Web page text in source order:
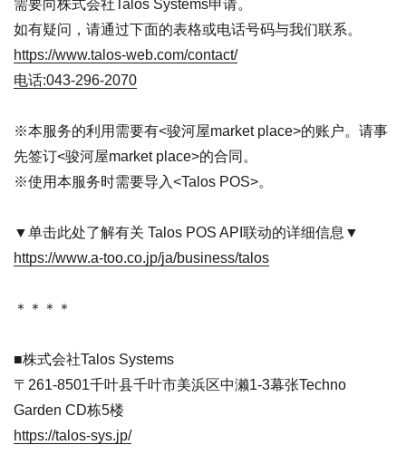
需要向株式会社Talos Systems申请。
如有疑问，请通过下面的表格或电话号码与我们联系。
https://www.talos-web.com/contact/
电话 043-296-2070
※本服务的利用需要有<骏河屋market place>的账户。请事
先签订<骏河屋market place>的合同。
※使用本服务时需要导入<Talos POS>。
单击此处了解有关 Talos POS API联动的详细信息
https://www.a-too.co.jp/ja/business/talos
＊＊＊＊
株式会社Talos Systems
〒261-8501千叶县千叶市美浜区中濑1-3幕张Techno
Garden CD栋5楼
https://talos-sys.jp/